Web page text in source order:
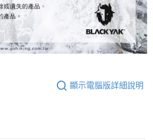
顯示電腦版詳細說明